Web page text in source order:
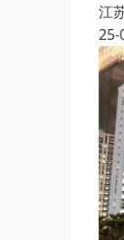
江
25-